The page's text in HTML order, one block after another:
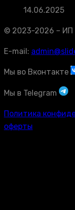
14.06.2025
© 2023-2026 – ИП
E-mail:
Мы во Вконтакте
Мы в Telegram
Политика
оферты